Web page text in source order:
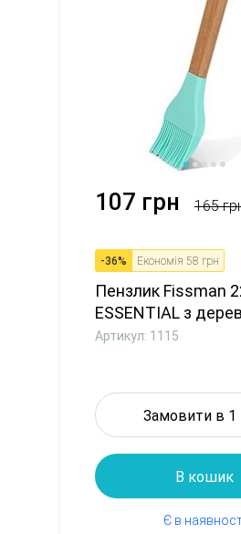
107 грн 165
-36% Економія 58 грн
Пензлик Fissman
ESSENTIAL з
ручко...
Артикул: 1115
Замовити в 1
В кошик
Є в